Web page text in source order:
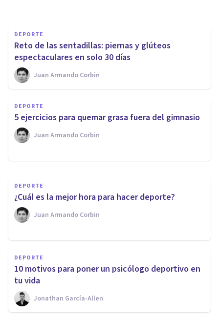
DEPORTE
​Reto de las sentadillas: piernas y glúteos
espectaculares en solo 30 días
Juan Armando Corbin
DEPORTE
​5 ejercicios para quemar grasa fuera del gimnasio
Juan Armando Corbin
​Los 12 beneficios de entrenar
con pesas
DEPORTE
¿Cuál es la mejor hora para hacer deporte?
Juan Armando Corbin
DEPORTE
10 motivos para poner un psicólogo deportivo en
tu vida
Jonathan García-Allen